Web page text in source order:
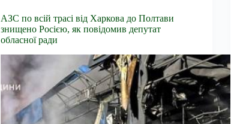
АЗС по всій трасі від Харкова до Полтави
знищено Росією, як повідомив депутат
обласної ради